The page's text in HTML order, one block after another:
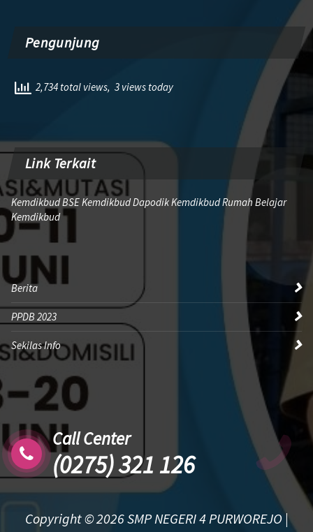
Pengunjung
2,734 total views, 3 views today
Link Terkait
Kemdikbud BSE Kemdikbud Dapodik Kemdikbud Rumah Belajar
Kemdikbud
Berita
PPDB 2023
Sekilas Info
Call Center
(0275) 321 126
Copyright © 2026 SMP NEGERI 4 PURWOREJO |